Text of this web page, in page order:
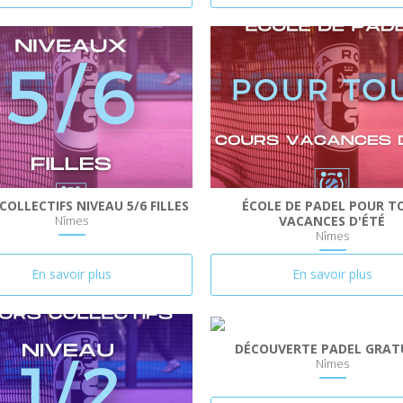
NIVEAU 5/6 FILLES
Nîmes
En savoir plus
ÉCOLE DE PADEL POUR
VACANCES D'ÉTÉ
Nîmes
En savoir plus
DÉCOUVERTE PADEL
Nîmes